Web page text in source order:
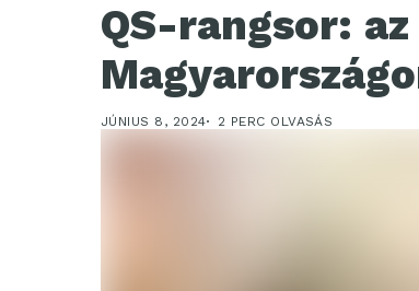
QS-rangsor:
JÚNIUS 8, 2024 2 PERC OLVASÁS